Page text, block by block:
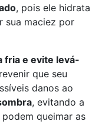
, pois ele hidrata
sua maciez por
fria e evite levá-
que seu
danos ao
, evitando a
queimar as